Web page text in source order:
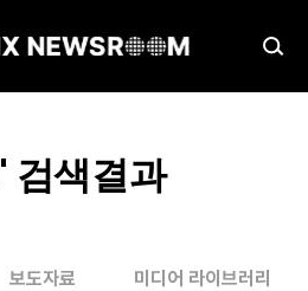
검
색
' 검색결과
보도자료 미디어 라이브러리